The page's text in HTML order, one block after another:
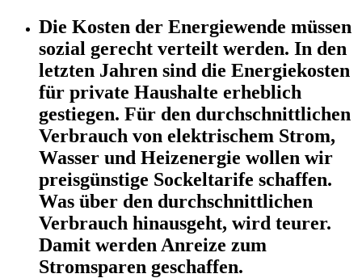
Die Kosten der Energiewende müssen
sozial gerecht verteilt werden. In den
letzten Jahren sind die Energiekosten
für private Haushalte erheblich
gestiegen. Für den durchschnittlichen
Verbrauch von elektrischem Strom,
Wasser und Heizenergie wollen wir
preisgünstige Sockeltarife schaffen.
Was über den durchschnittlichen
Verbrauch hinausgeht, wird teurer.
Damit werden Anreize zum
Stromsparen geschaffen.